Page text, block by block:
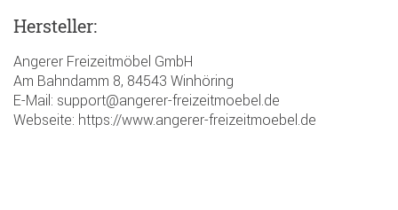
Hersteller:
Angerer Freizeitmöbel GmbH
Am Bahndamm 8, 84543 Winhöring
E-Mail: support@angerer-freizeitmoebel.de
Webseite: https://www.angerer-freizeitmoebel.de